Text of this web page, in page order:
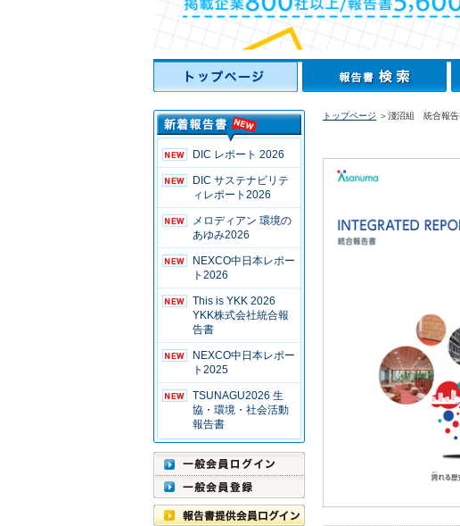
DIC レポート 2026
DIC サステナビリテ
ィレポート2026
メロディアン 環境の
あゆみ2026
NEXCO中日本レポー
ト2026
This is YKK 2026
YKK株式会社統合報
告書
NEXCO中日本レポー
ト2025
TSUNAGU2026 生
協・環境・社会活動
報告書
トップページ ＞淺沼組 統合報